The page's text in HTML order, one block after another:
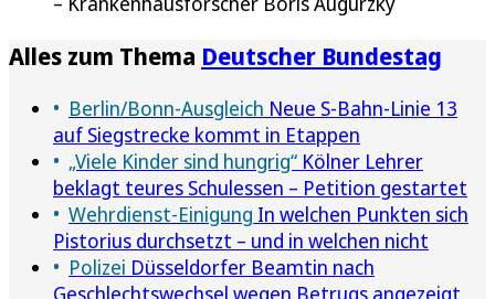
Alles zum Thema Deutscher Bundestag
Berlin/Bonn-Ausgleich Neue S-Bahn-Linie 13
auf Siegstrecke kommt in Etappen
„Viele Kinder sind hungrig“ Kölner Lehrer
beklagt teures Schulessen – Petition gestartet
Wehrdienst-Einigung In welchen Punkten sich
Pistorius durchsetzt – und in welchen nicht
Polizei Düsseldorfer Beamtin nach
Geschlechtswechsel wegen Betrugs angezeigt